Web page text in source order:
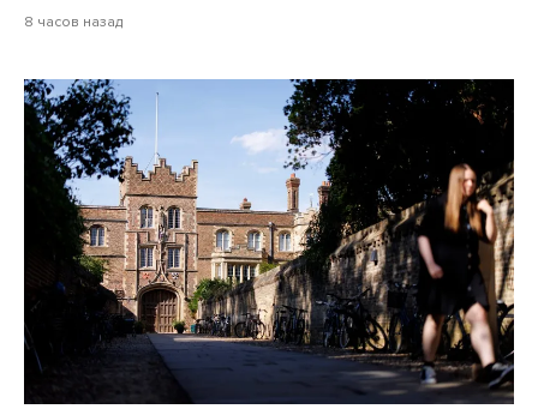
8 часов назад